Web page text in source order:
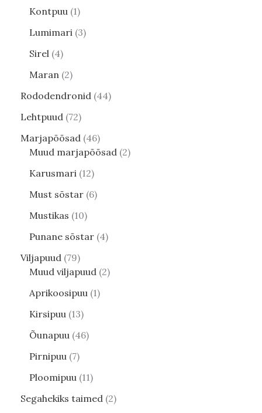
Kontpuu 1
Lumimari 3
Sirel 4
Maran 2
Rododendronid 44
Lehtpuud 72
Marjapõõsad 46
Muud marjapõõsad 2
Karusmari 12
Must sõstar 6
Mustikas 10
Punane sõstar 4
Viljapuud 79
Muud viljapuud 2
Aprikoosipuu 1
Kirsipuu 13
Õunapuu 46
Pirnipuu 7
Ploomipuu 11
Segahekiks taimed 2